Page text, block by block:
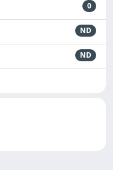
0
ND
ND